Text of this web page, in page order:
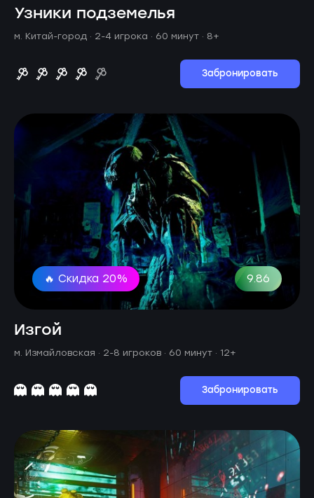
Узники подземелья
м. Китай-город · 2-4 игрока · 60 минут · 8+
Забронировать
9.86
🔥 Скидка 20%
Изгой
м. Измайловская · 2-8 игроков · 60 минут · 12+
Забронировать